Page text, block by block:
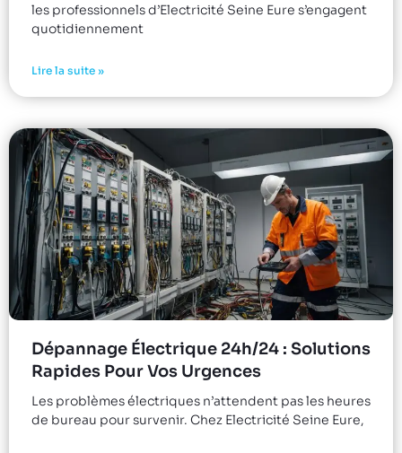
les professionnels d’Electricité Seine Eure s’engagent
quotidiennement
Lire la suite »
Dépannage Électrique 24h/24 : Solutions
Rapides Pour Vos Urgences
Les problèmes électriques n’attendent pas les heures
de bureau pour survenir. Chez Electricité Seine Eure,